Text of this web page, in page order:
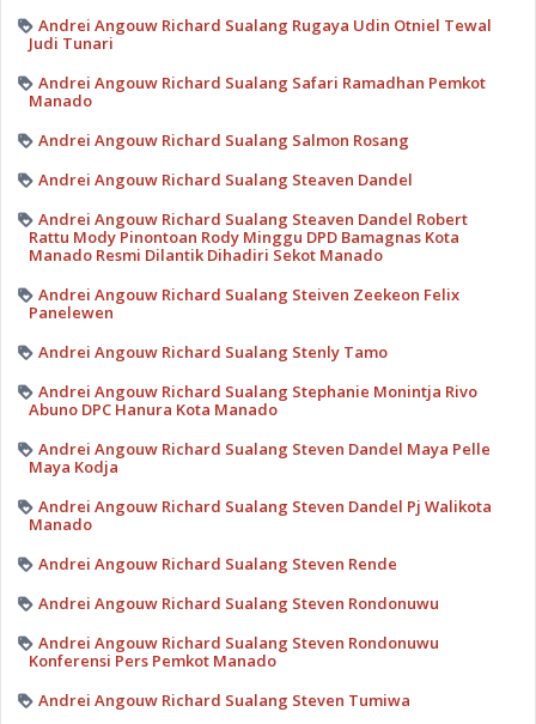
Andrei Angouw Richard Sualang Rugaya Udin Otniel Tewal
Judi Tunari
Andrei Angouw Richard Sualang Safari Ramadhan Pemkot
Manado
Andrei Angouw Richard Sualang Salmon Rosang
Andrei Angouw Richard Sualang Steaven Dandel
Andrei Angouw Richard Sualang Steaven Dandel Robert
Rattu Mody Pinontoan Rody Minggu DPD Bamagnas Kota
Manado Resmi Dilantik Dihadiri Sekot Manado
Andrei Angouw Richard Sualang Steiven Zeekeon Felix
Panelewen
Andrei Angouw Richard Sualang Stenly Tamo
Andrei Angouw Richard Sualang Stephanie Monintja Rivo
Abuno DPC Hanura Kota Manado
Andrei Angouw Richard Sualang Steven Dandel Maya Pelle
Maya Kodja
Andrei Angouw Richard Sualang Steven Dandel Pj Walikota
Manado
Andrei Angouw Richard Sualang Steven Rende
Andrei Angouw Richard Sualang Steven Rondonuwu
Andrei Angouw Richard Sualang Steven Rondonuwu
Konferensi Pers Pemkot Manado
Andrei Angouw Richard Sualang Steven Tumiwa